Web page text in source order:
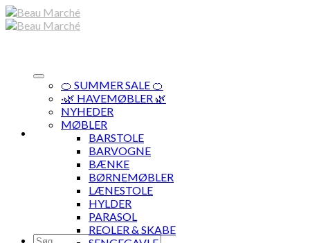
Skip
to
Søg
🍊 SUMMER SALE 🍊
·🌿 HAVEMØBLER 🌿
NYHEDER
MØBLER
BARSTOLE
BARVOGNE
BÆNKE
BØRNEMØBLER
LÆNESTOLE
HYLDER
PARASOL
REOLER & SKABE